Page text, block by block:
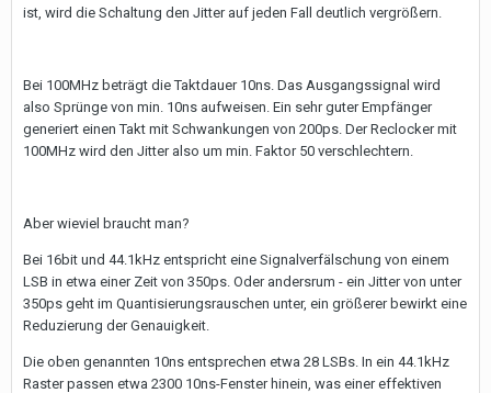
ist, wird die Schaltung den Jitter auf jeden Fall deutlich vergrößern.
Bei 100MHz beträgt die Taktdauer 10ns. Das Ausgangssignal wird
also Sprünge von min. 10ns aufweisen. Ein sehr guter Empfänger
generiert einen Takt mit Schwankungen von 200ps. Der Reclocker mit
100MHz wird den Jitter also um min. Faktor 50 verschlechtern.
Aber wieviel braucht man?
Bei 16bit und 44.1kHz entspricht eine Signalverfälschung von einem
LSB in etwa einer Zeit von 350ps. Oder andersrum - ein Jitter von unter
350ps geht im Quantisierungsrauschen unter, ein größerer bewirkt eine
Reduzierung der Genauigkeit.
Die oben genannten 10ns entsprechen etwa 28 LSBs. In ein 44.1kHz
Raster passen etwa 2300 10ns-Fenster hinein, was einer effektiven